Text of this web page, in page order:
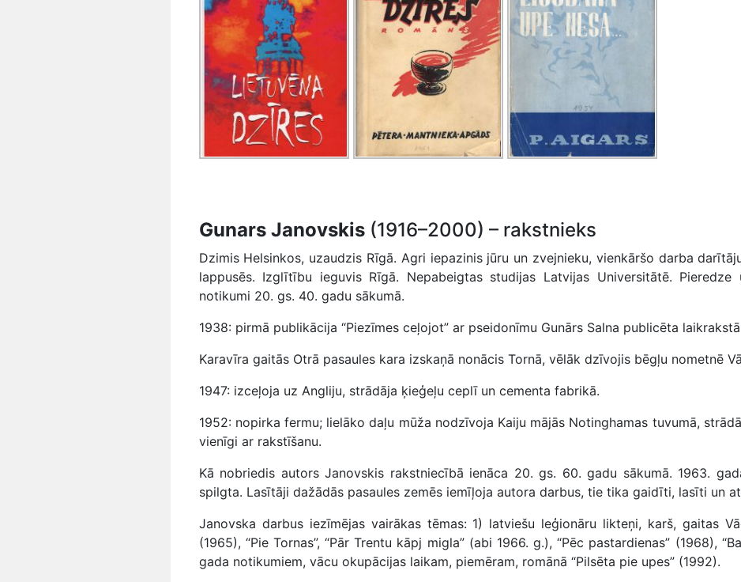
Gunars Janovskis(1916–2000) – rakstnieks
Dzimis Helsinkos, uzaudzis Rīgā. Agri iepazinis jūru un zvejnieku, vienkāršo darba
lappusēs. Izglītību ieguvis Rīgā. Nepabeigtas studijas Latvijas Universitātē.
notikumi 20. gs. 40. gadu sākumā.
1938: pirmā publikācija “Piezīmes ceļojot” ar pseidonīmu Gunārs Salna publicēta laikrakstā
Karavīra gaitās Otrā pasaules kara izskaņā nonācis Tornā, vēlāk dzīvojis bēgļu nometnē
1947: izceļoja uz Angliju, strādāja ķieģeļu ceplī un cementa fabrikā.
1952: nopirka fermu; lielāko daļu mūža nodzīvoja Kaiju mājās Notinghamas tuvumā,
vienīgi ar rakstīšanu.
Kā nobriedis autors Janovskis rakstniecībā ienāca 20. gs. 60. gadu sākumā. 1963.
spilgta. Lasītāji dažādās pasaules zemēs iemīļoja autora darbus, tie tika gaidīti, lasīti un
Janovska darbus iezīmējas vairākas tēmas: 1) latviešu leģionāru likteņi, karš, gaitas
(1965), “Pie Tornas”, “Pār Trentu kāpj migla” (abi 1966. g.), “Pēc pastardienas” (1968),
gada notikumiem, vācu okupācijas laikam, piemēram, romānā “Pilsēta pie upes” (1992).